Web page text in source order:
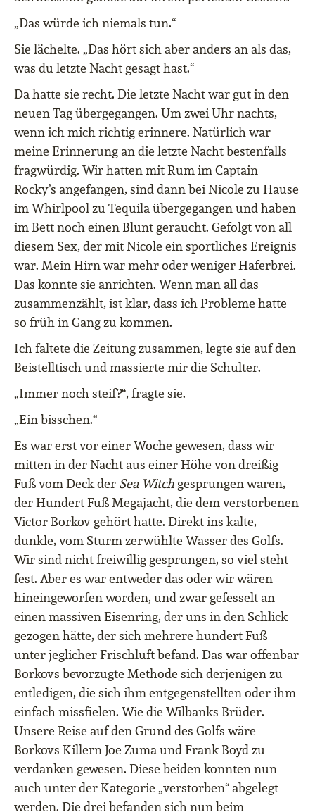
„Das würde ich niemals tun.“
Sie lächelte. „Das hört sich aber anders an als das,
was du letzte Nacht gesagt hast.“
Da hatte sie recht. Die letzte Nacht war gut in den
neuen Tag übergegangen. Um zwei Uhr nachts,
wenn ich mich richtig erinnere. Natürlich war
meine Erinnerung an die letzte Nacht bestenfalls
fragwürdig. Wir hatten mit Rum im Captain
Rocky’s angefangen, sind dann bei Nicole zu Hause
im Whirlpool zu Tequila übergegangen und haben
im Bett noch einen Blunt geraucht. Gefolgt von all
diesem Sex, der mit Nicole ein sportliches Ereignis
war. Mein Hirn war mehr oder weniger Haferbrei.
Das konnte sie anrichten. Wenn man all das
zusammenzählt, ist klar, dass ich Probleme hatte
so früh in Gang zu kommen.
Ich faltete die Zeitung zusammen, legte sie auf den
Beistelltisch und massierte mir die Schulter.
„Immer noch steif?“, fragte sie.
„Ein bisschen.“
Es war erst vor einer Woche gewesen, dass wir
mitten in der Nacht aus einer Höhe von dreißig
Fuß vom Deck der Sea Witch gesprungen waren,
der Hundert-Fuß-Megajacht, die dem verstorbenen
Victor Borkov gehört hatte. Direkt ins kalte,
dunkle, vom Sturm zerwühlte Wasser des Golfs.
Wir sind nicht freiwillig gesprungen, so viel steht
fest. Aber es war entweder das oder wir wären
hineingeworfen worden, und zwar gefesselt an
einen massiven Eisenring, der uns in den Schlick
gezogen hätte, der sich mehrere hundert Fuß
unter jeglicher Frischluft befand. Das war offenbar
Borkovs bevorzugte Methode sich derjenigen zu
entledigen, die sich ihm entgegenstellten oder ihm
einfach missfielen. Wie die Wilbanks-Brüder.
Unsere Reise auf den Grund des Golfs wäre
Borkovs Killern Joe Zuma und Frank Boyd zu
verdanken gewesen. Diese beiden konnten nun
auch unter der Kategorie „verstorben“ abgelegt
werden. Die drei befanden sich nun beim